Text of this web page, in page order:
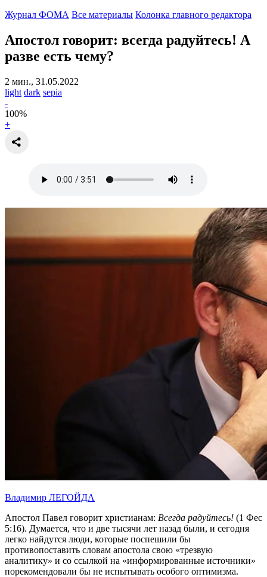
Журнал ФОМА Все материалы Колонка главного редактора
Апостол говорит: всегда радуйтесь! А
разве есть чему?
2 мин., 31.05.2022
light dark sepia
-
100%
+
Владимир ЛЕГОЙДА
Апостол Павел говорит христианам: Всегда радуйтесь! (1 Фес
5:16). Думается, что и две тысячи лет назад были, и сегодня
легко найдутся люди, которые поспешили бы
противопоставить словам апостола свою «трезвую
аналитику» и со ссылкой на «информированные источники»
порекомендовали бы не испытывать особого оптимизма.